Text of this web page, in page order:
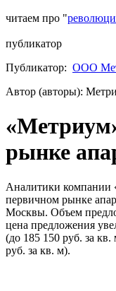
читаем про "
публикатор
Публикатор: ООО
Автор (авторы):
рынке
Аналитики компании
первичном рынке
Москвы. Объем
цена предложения
(до 185 150 руб. за кв.
руб. за кв. м).